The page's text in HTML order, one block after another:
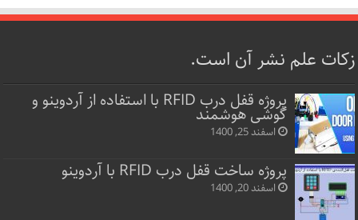
زکات علم نشر آن است.
پروژه قفل‌ درب RFID با استفاده از آردوینو و
گوشی هوشمند
اسفند 25, 1400
پروژه ساخت قفل‌ درب RFID با آردوینو
اسفند 20, 1400